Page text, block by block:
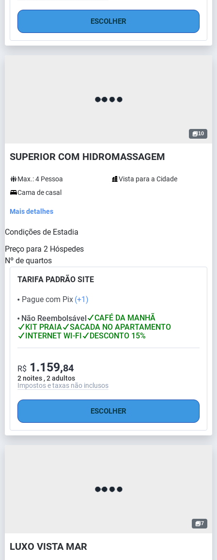
ESCOLHER
10
SUPERIOR COM HIDROMASSAGEM
Max.:4 Pessoa
Vista para a Cidade
Cama de casal
Mais detalhes
Condições de Estadia
Preço para 2 Hóspedes
Nº de quartos
TARIFA PADRÃO SITE
⬤ Pague com Pix (+1)
⬤ Não Reembolsável
CAFÉ DA MANHÃ
KIT PRAIA
SACADA NO APARTAMENTO
INTERNET WI-FI
DESCONTO 15%
2 noites , 2 adultos
R$ 1.159,84
Impostos e taxas não inclusos
ESCOLHER
7
LUXO VISTA MAR